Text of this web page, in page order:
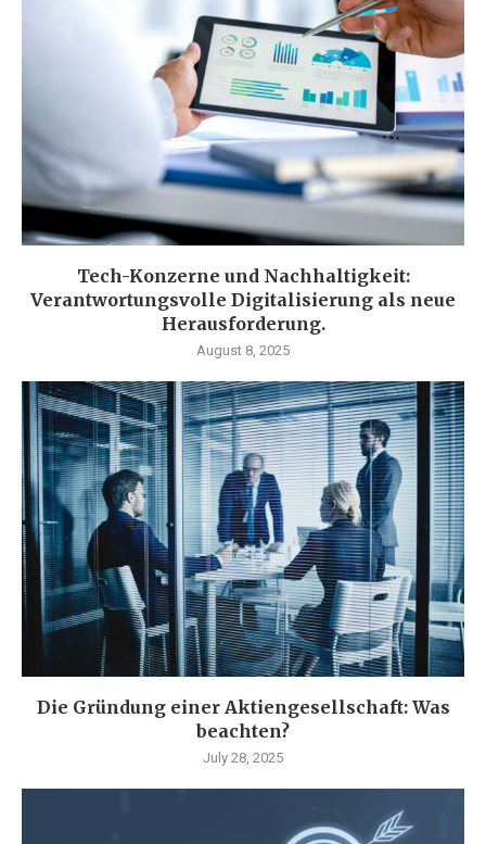
Tech-Konzerne und Nachhaltigkeit:
Verantwortungsvolle Digitalisierung als neue
Herausforderung.
August 8, 2025
Die Gründung einer Aktiengesellschaft: Was
beachten?
July 28, 2025